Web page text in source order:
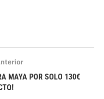
MAYA POR SOLO 130€